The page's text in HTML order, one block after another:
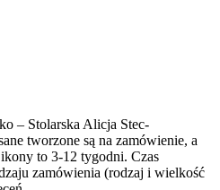
– Stolarska Alicja Stec-
tworzone są na zamówienie, a
to 3-12 tygodni. Czas
zamówienia (rodzaj i wielkość